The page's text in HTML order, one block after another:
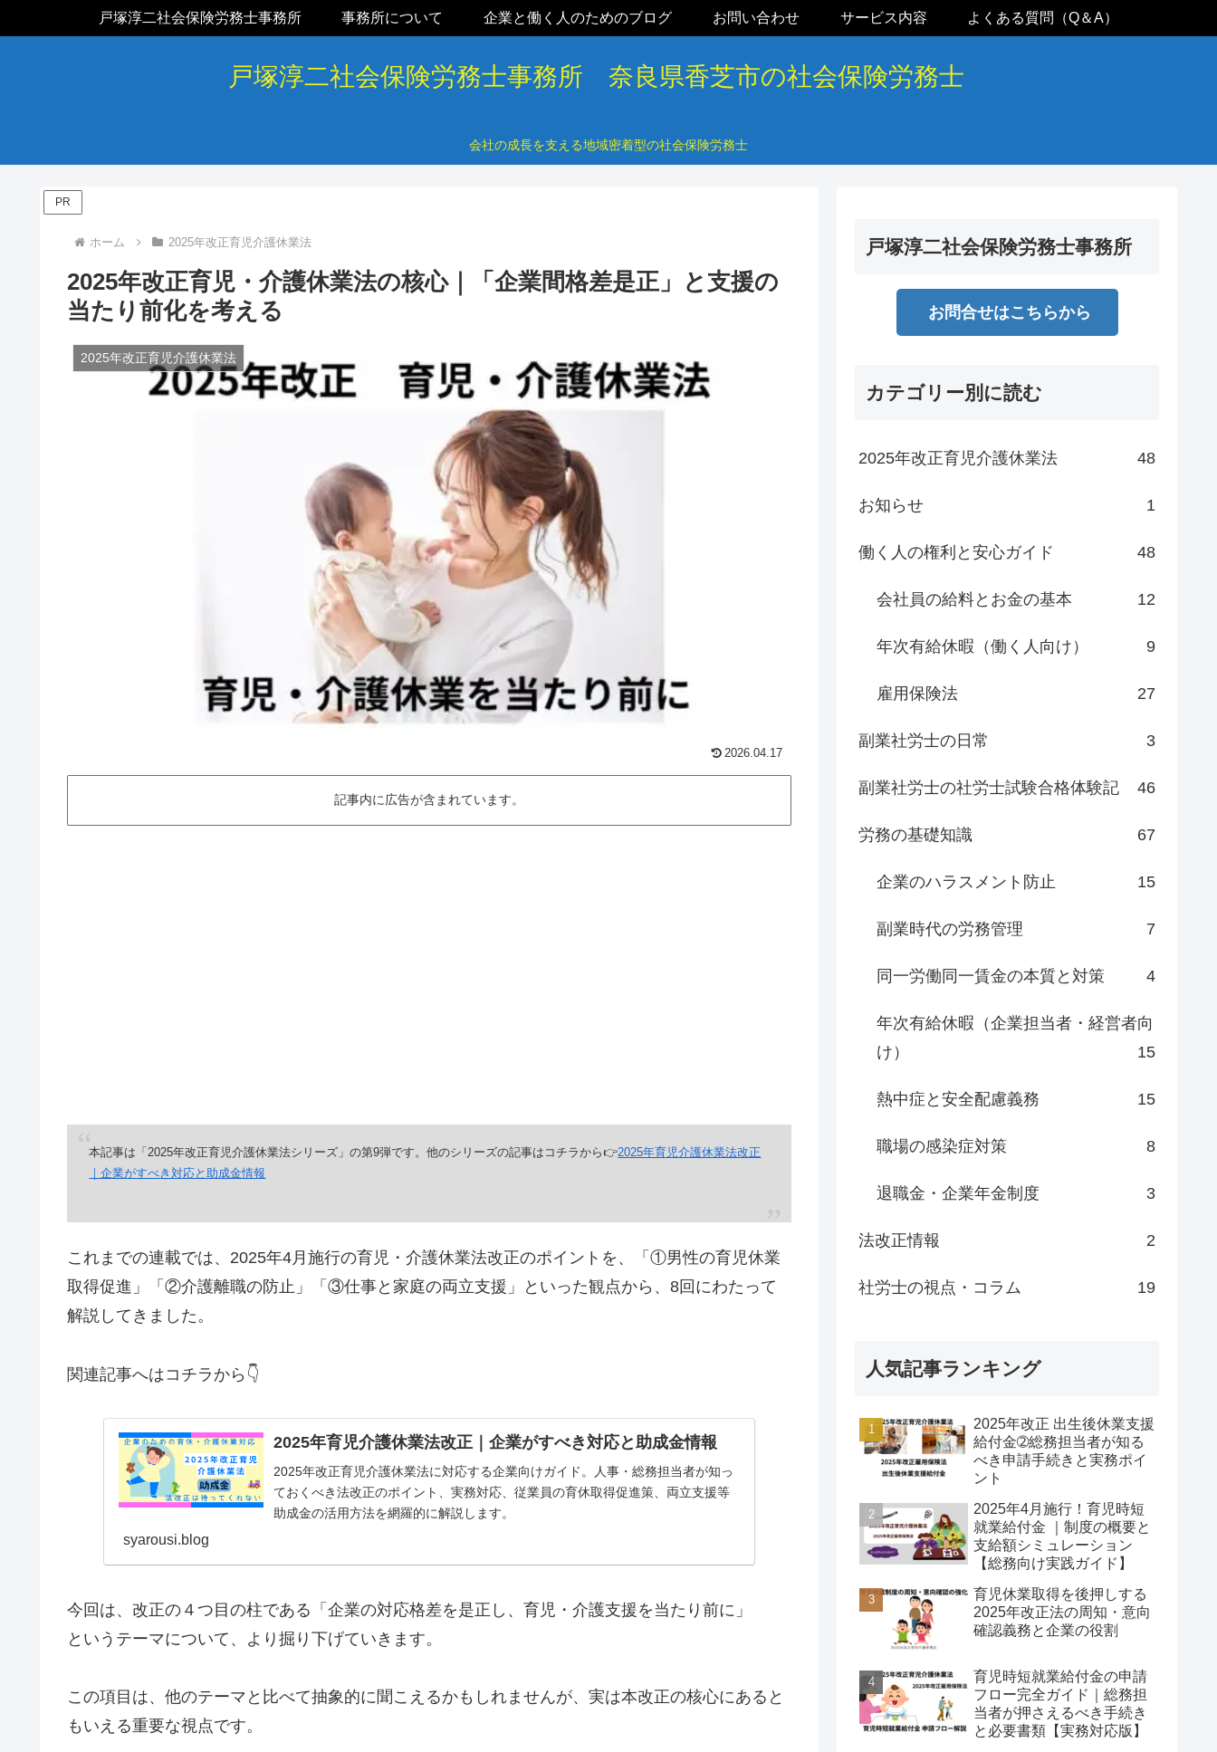
戸塚淳二社会保険労務士事務所 奈良県香芝市の社会保険労務士
会社の成長を支える地域密着型の社会保険労務士
戸塚淳二社会保険労務士事務所 事務所について 企業と働く人のためのブログ お問い合わせ サービス内容 よくある質問（Q＆A）
PR
ホーム 2025年改正育児介護休業法
2025年改正育児・介護休業法の核心｜「企業間格差是正」と支援の
当たり前化を考える
2025年改正育児介護休業法
2026.04.17
記事内に広告が含まれています。
本記事は「2025年改正育児介護休業法シリーズ」の第9弾です。他のシリーズの記事はコチラから👉2025年育児介護休業法改正
｜企業がすべき対応と助成金情報
これまでの連載では、2025年4月施行の育児・介護休業法改正のポイントを、「①男性の育児休業
取得促進」「②介護離職の防止」「③仕事と家庭の両立支援」といった観点から、8回にわたって
解説してきました。
関連記事へはコチラから👇
2025年育児介護休業法改正｜企業がすべき対応と助成金情報
2025年改正育児介護休業法に対応する企業向けガイド。人事・総務担当者が知っ
ておくべき法改正のポイント、実務対応、従業員の育休取得促進策、両立支援等
助成金の活用方法を網羅的に解説します。
syarousi.blog
今回は、改正の４つ目の柱である「企業の対応格差を是正し、育児・介護支援を当たり前に」
というテーマについて、より掘り下げていきます。
この項目は、他のテーマと比べて抽象的に聞こえるかもしれませんが、実は本改正の核心にあると
もいえる重要な視点です。
戸塚淳二社会保険労務士事務所
お問合せはこちらから
カテゴリー別に読む
2025年改正育児介護休業法 48
お知らせ 1
働く人の権利と安心ガイド 48
会社員の給料とお金の基本 12
年次有給休暇（働く人向け） 9
雇用保険法 27
副業社労士の日常 3
副業社労士の社労士試験合格体験記 46
労務の基礎知識 67
企業のハラスメント防止 15
副業時代の労務管理 7
同一労働同一賃金の本質と対策 4
年次有給休暇（企業担当者・経営者向
け）
15
熱中症と安全配慮義務 15
職場の感染症対策 8
退職金・企業年金制度 3
法改正情報 2
社労士の視点・コラム 19
人気記事ランキング
2025年改正 出生後休業支援
給付金➁総務担当者が知る
べき申請手続きと実務ポイ
ント
2025年4月施行！育児時短
就業給付金 ｜制度の概要と
支給額シミュレーション
【総務向け実践ガイド】
育児休業取得を後押しする
2025年改正法の周知・意向
確認義務と企業の役割
育児時短就業給付金の申請
フロー完全ガイド｜総務担
当者が押さえるべき手続き
と必要書類【実務対応版】